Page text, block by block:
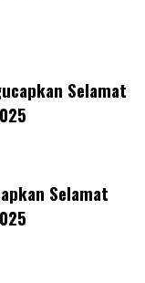
Selamat
Selamat